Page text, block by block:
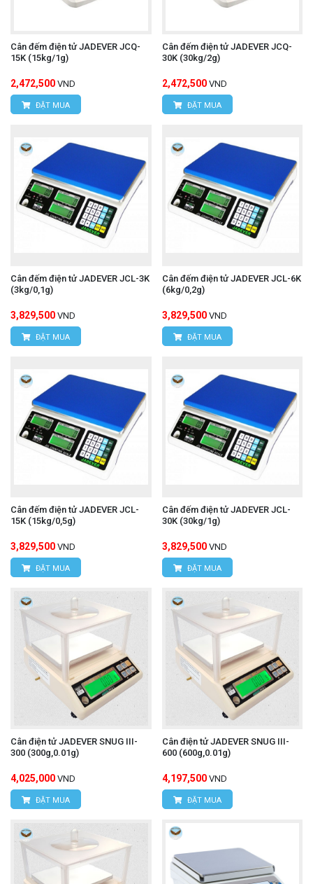
Cân đếm điện tử JADEVER JCQ-
15K (15kg/1g)
2,472,500 VND
ĐẶT MUA
Cân đếm điện tử JADEVER JCQ-
30K (30kg/2g)
2,472,500 VND
ĐẶT MUA
Cân đếm điện tử JADEVER JCL-3K
(3kg/0,1g)
3,829,500 VND
ĐẶT MUA
Cân đếm điện tử JADEVER JCL-6K
(6kg/0,2g)
3,829,500 VND
ĐẶT MUA
Cân đếm điện tử JADEVER JCL-
15K (15kg/0,5g)
3,829,500 VND
ĐẶT MUA
Cân đếm điện tử JADEVER JCL-
30K (30kg/1g)
3,829,500 VND
ĐẶT MUA
Cân điện tử JADEVER SNUG III-
300 (300g,0.01g)
4,025,000 VND
ĐẶT MUA
Cân điện tử JADEVER SNUG III-
600 (600g,0.01g)
4,197,500 VND
ĐẶT MUA